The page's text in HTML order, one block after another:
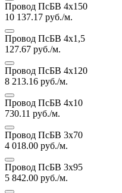
Провод ПсБВ 4х150
10 137.17 руб./м.
Провод ПсБВ 4х1,5
127.67 руб./м.
Провод ПсБВ 4х120
8 213.16 руб./м.
Провод ПсБВ 4х10
730.11 руб./м.
Провод ПсБВ 3х70
4 018.00 руб./м.
Провод ПсБВ 3х95
5 842.00 руб./м.